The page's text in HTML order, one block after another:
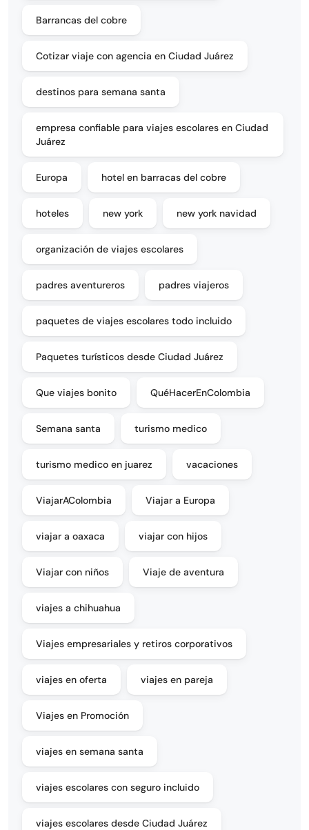
Barrancas del cobre
Cotizar viaje con agencia en Ciudad Juárez
destinos para semana santa
empresa confiable para viajes escolares en Ciudad
Juárez
Europa hotel en barracas del cobre
hoteles new york new york navidad
organización de viajes escolares
padres aventureros padres viajeros
paquetes de viajes escolares todo incluido
Paquetes turísticos desde Ciudad Juárez
Que viajes bonito QuéHacerEnColombia
Semana santa turismo medico
turismo medico en juarez vacaciones
ViajarAColombia Viajar a Europa
viajar a oaxaca viajar con hijos
Viajar con niños Viaje de aventura
viajes a chihuahua
Viajes empresariales y retiros corporativos
viajes en oferta viajes en pareja
Viajes en Promoción
viajes en semana santa
viajes escolares con seguro incluido
viajes escolares desde Ciudad Juárez